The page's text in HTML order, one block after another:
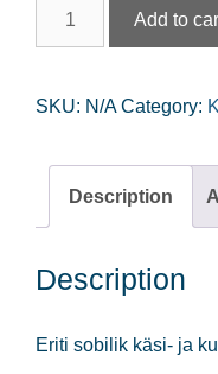
Metallik
disainpaber
Millenium
Add to
SKU: N/A Category:
Description
Description
Eriti sobilik käsi- ja